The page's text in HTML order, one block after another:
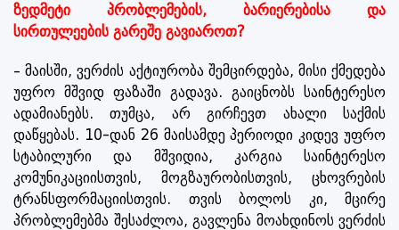
ზედმეტი პრობლემების, ბარიერებისა და
სირთულეების გარეშე გავიაროთ?
– მაისში, ვერძის აქტიურობა შემცირდება, მისი ქმედება
უფრო მშვიდ ფაზაში გადავა. გაიცნობს საინტერესო
ადამიანებს. თუმცა, არ გირჩევთ ახალი საქმის
დაწყებას. 10-დან 26 მაისამდე პერიოდი კიდევ უფრო
სტაბილური და მშვიდია, კარგია საინტერესო
კომუნიკაციისთვის, მოგზაურობისთვის, ცხოვრების
ტრანსფორმაციისთვის. თვის ბოლოს კი, მცირე
პრობლემებმა შესაძლოა, გავლენა მოახდინოს ვერძის